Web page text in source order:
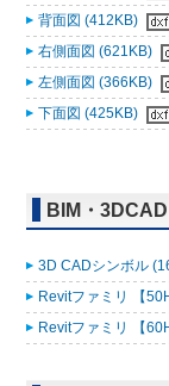
背面図 (412KB)
右側面図 (621KB)
左側面図 (366KB)
下面図 (425KB)
BIM・
3D CADシンボル
Revitファミリ 【
Revitファミリ 【